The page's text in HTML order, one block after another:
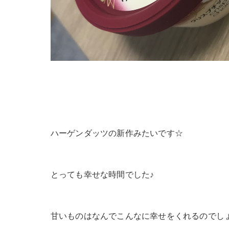
ハーゲンダッツの新作みたいです☆
とっても幸せな時間でした♪
甘いものはなんでこんなに幸せをくれるのでし